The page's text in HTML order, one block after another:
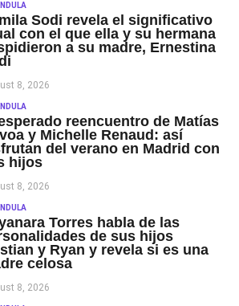
Sodi revela el significativo
con el que ella y su hermana
a su madre, Ernestina
8, 2026
reencuentro de Matías
y Michelle Renaud: así
del verano en Madrid con
hijos
8, 2026
Torres habla de las
de sus hijos
y Ryan y revela si es una
celosa
8, 2026